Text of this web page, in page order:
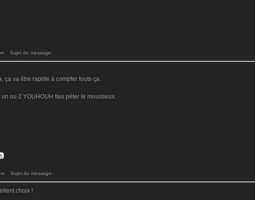
Sujet du message:
ça va être rapide à compter touts ça.
ou 2 YOUHOUH fais péter le mousseux.
Sujet du message:
choix !